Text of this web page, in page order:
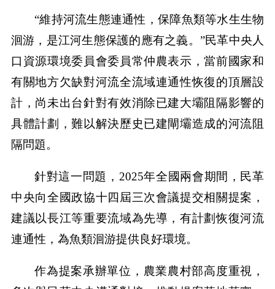
“維持河流生態連通性，保障魚類等水生生物
洄游，是江河生態保護的應有之義。”民革中央人
口資源環境委員會委員常仲農表示，當前國家和
有關地方欠缺對河流全流域連通性恢復的頂層設
計，尚未出台針對有效消除已建大壩阻隔影響的
具體計劃，難以解決歷史已建閘壩造成的河流阻
隔問題。
針對這一問題，2025年全國兩會期間，民革
中央向全國政協十四屆三次會議提交相關提案，
建議以長江等重要流域為先導，有計劃恢復河流
連通性，為魚類洄游提供良好環境。
作為提案承辦單位，農業農村部高度重視，